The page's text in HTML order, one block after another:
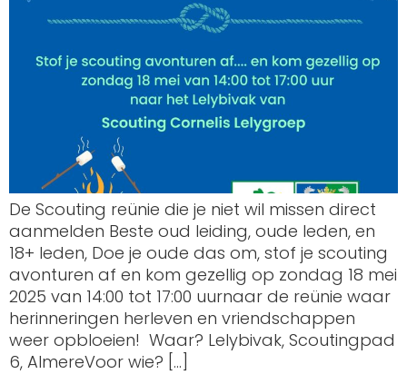
De Scouting reünie die je niet wil missen direct
aanmelden Beste oud leiding, oude leden, en
18+ leden, Doe je oude das om, stof je scouting
avonturen af en kom gezellig op zondag 18 mei
2025 van 14:00 tot 17:00 uurnaar de reünie waar
herinneringen herleven en vriendschappen
weer opbloeien! Waar? Lelybivak, Scoutingpad
6, AlmereVoor wie? […]